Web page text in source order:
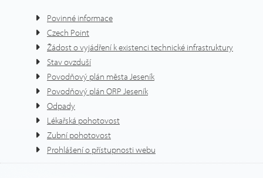
Povinné informace
Czech Point
Žádost o vyjádření k existenci technické infrastruktury
Stav ovzduší
Povodňový plán města Jeseník
Povodňový plán ORP Jeseník
Odpady
Lékařská pohotovost
Zubní pohotovost
Prohlášení o přístupnosti webu